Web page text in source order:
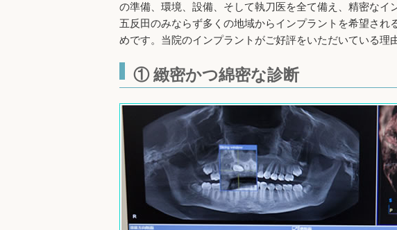
の準備、環境、設備、そして執刀医を全て備え、精密なイ
五反田のみならず多くの地域からインプラントを希望され
めです。当院のインプラントがご好評をいただいている理
① 緻密かつ綿密な診断